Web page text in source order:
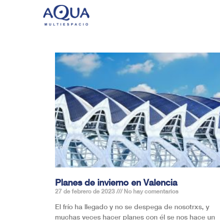
Planes de invierno en Valencia
27 de febrero de 2023 No hay comentarios
El frío ha llegado y no se despega de nosotrxs, y
muchas veces hacer planes con él se nos hace un